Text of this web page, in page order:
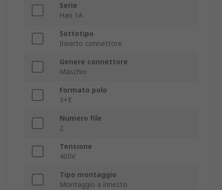
Serie
Han 1A
Sottotipo
Inserto connettore
Genere connettore
Maschio
Formato polo
3+E
Numero file
2
Tensione
400V
Tipo montaggio
Montaggio a innesto